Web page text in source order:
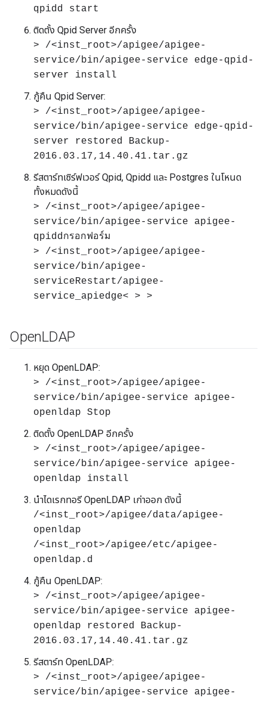
qpidd start
ติดตั้ง Qpid Server อีกครั้ง
> /<inst_root>/apigee/apigee-
service/bin/apigee-service edge-qpid-
server install
กู้คืน Qpid Server:
> /<inst_root>/apigee/apigee-
service/bin/apigee-service edge-qpid-
server restored Backup-
2016.03.17,14.40.41.tar.gz
รีสตาร์ทเซิร์ฟเวอร์ Qpid, Qpidd และ Postgres ในโหนด
ทั้งหมดดังนี้
> /<inst_root>/apigee/apigee-
service/bin/apigee-service apigee-
qpiddกรอกฟอร์ม
> /<inst_root>/apigee/apigee-
service/bin/apigee-
serviceRestart/apigee-
service_apiedge< > >
OpenLDAP
หยุด OpenLDAP:
> /<inst_root>/apigee/apigee-
service/bin/apigee-service apigee-
openldap Stop
ติดตั้ง OpenLDAP อีกครั้ง
> /<inst_root>/apigee/apigee-
service/bin/apigee-service apigee-
openldap install
นำไดเรกทอรี OpenLDAP เก่าออก ดังนี้
/<inst_root>/apigee/data/apigee-
openldap
/<inst_root>/apigee/etc/apigee-
openldap.d
กู้คืน OpenLDAP:
> /<inst_root>/apigee/apigee-
service/bin/apigee-service apigee-
openldap restored Backup-
2016.03.17,14.40.41.tar.gz
รีสตาร์ท OpenLDAP:
> /<inst_root>/apigee/apigee-
service/bin/apigee-service apigee-